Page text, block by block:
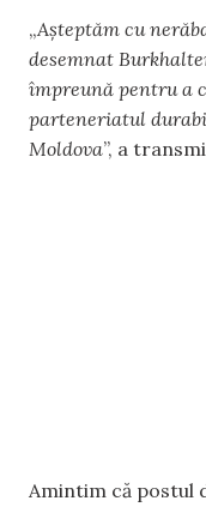
„Așteptăm cu
desemnat
împreună pentru a
parteneriatul
Moldova”, a
Amintim că postul